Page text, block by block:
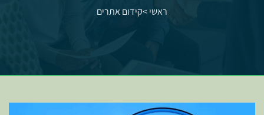
ראשי>קידום אתרים